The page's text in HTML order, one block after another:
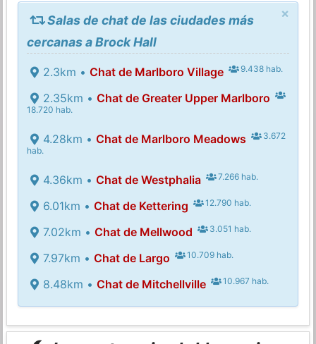
×
Salas de chat de las ciudades más
cercanas a Brock Hall
2.3km • Chat de Marlboro Village 9.438 hab.
2.35km • Chat de Greater Upper Marlboro
18.720 hab.
4.28km • Chat de Marlboro Meadows
3.672
hab.
4.36km • Chat de Westphalia 7.266 hab.
6.01km • Chat de Kettering 12.790 hab.
7.02km • Chat de Mellwood 3.051 hab.
7.97km • Chat de Largo 10.709 hab.
8.48km • Chat de Mitchellville 10.967 hab.